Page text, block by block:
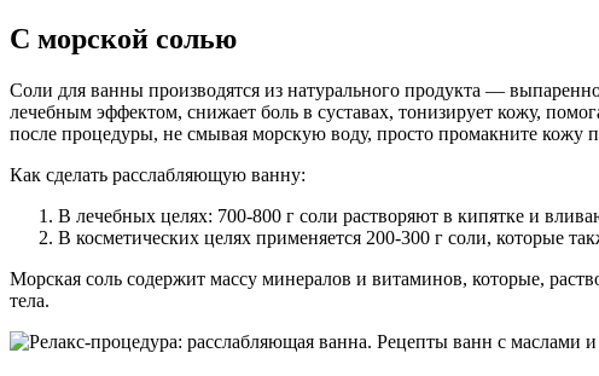
С морской солью
Соли для ванны производятся из натурального продукта —
лечебным эффектом, снижает боль в суставах, тонизирует кожу,
после процедуры, не смывая морскую воду, просто промакните кожу
Как сделать расслабляющую ванну:
В лечебных целях: 700-800 г соли растворяют в кипятке и
В косметических целях применяется 200-300 г соли, которые
Морская соль содержит массу минералов и витаминов, которые,
тела.